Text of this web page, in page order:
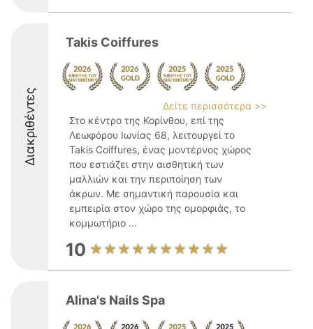
Διακριθέντες
Takis Coiffures
Δείτε περισσότερα >>
Στο κέντρο της Κορίνθου, επί της
Λεωφόρου Ιωνίας 68, λειτουργεί το
Takis Coiffures, ένας μοντέρνος χώρος
που εστιάζει στην αισθητική των
μαλλιών και την περιποίηση των
άκρων. Με σημαντική παρουσία και
εμπειρία στον χώρο της ομορφιάς, το
κομμωτήριο ...
10
Alina's Nails Spa